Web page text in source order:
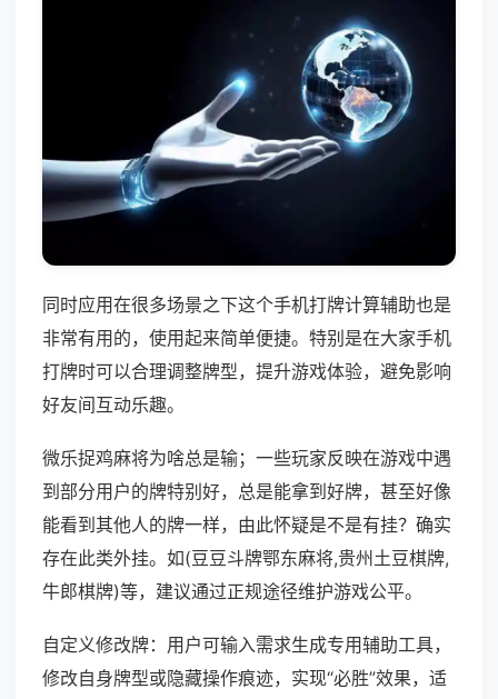
同时应用在很多场景之下这个手机打牌计算辅助也是
非常有用的，使用起来简单便捷。特别是在大家手机
打牌时可以合理调整牌型，提升游戏体验，避免影响
好友间互动乐趣。
微乐捉鸡麻将为啥总是输；一些玩家反映在游戏中遇
到部分用户的牌特别好，总是能拿到好牌，甚至好像
能看到其他人的牌一样，由此怀疑是不是有挂？确实
存在此类外挂。如(豆豆斗牌鄂东麻将,贵州土豆棋牌,
牛郎棋牌)等，建议通过正规途径维护游戏公平。
自定义修改牌：用户可输入需求生成专用辅助工具，
修改自身牌型或隐藏操作痕迹，实现“必胜”效果，适